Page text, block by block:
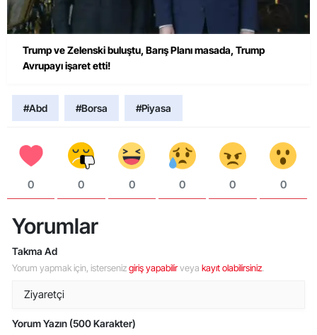
Trump ve Zelenski buluştu, Barış Planı masada, Trump
Avrupayı işaret etti!
#Abd #Borsa #Piyasa
0 0 0 0 0 0
Yorumlar
Takma Ad
Yorum yapmak için, istersenizgiriş yapabilirveya kayıt olabilirsiniz.
Yorum Yazın (500 Karakter)